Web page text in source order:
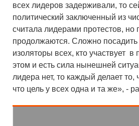
всех лидеров задерживали, то
политический заключенный из
считала лидерами протестов, но
продолжаются. Сложно
изоляторы всех, кто участвует в
этом и есть сила нынешней
лидера нет, то каждый делает то,
что цель у всех одна и та же», -